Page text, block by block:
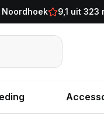
9,1 uit 323